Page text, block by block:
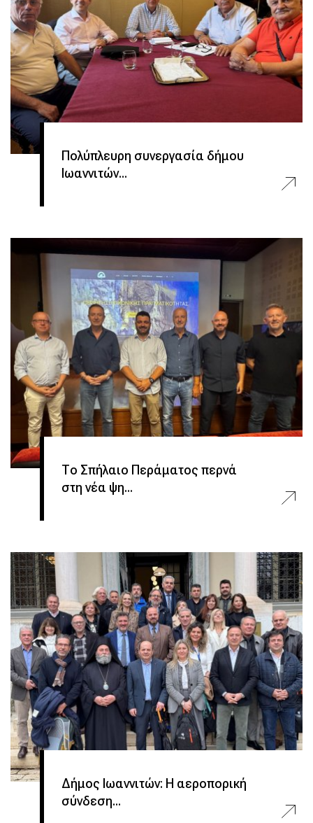
Πολύπλευρη συνεργασία δήμου
Ιωαννιτών...
Το Σπήλαιο Περάματος περνά
στη νέα ψη...
Δήμος Ιωαννιτών: Η αεροπορική
σύνδεση...